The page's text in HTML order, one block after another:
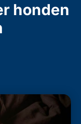
honden